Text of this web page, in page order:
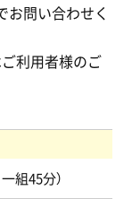
お問い合わせく
利用者様のご
組45分）